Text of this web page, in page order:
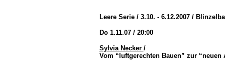
Leere Serie / 3.10. - 6.12.2007 /
Do 1.11.07 / 20:00
Sylvia Necker /
Vom “luftgerechten Bauen” zur “neuen